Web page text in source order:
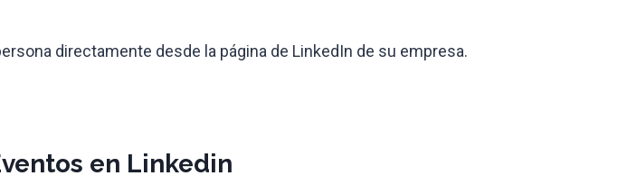
directamente desde la página de LinkedIn de su empresa.
en Linkedin